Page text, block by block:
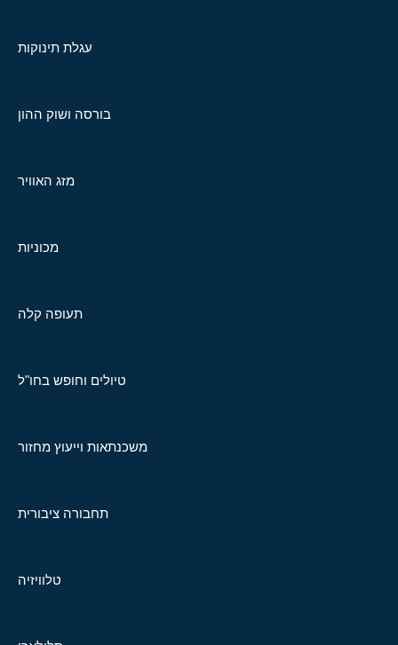
עגלת תינוקות
בורסה ושוק ההון
מזג האוויר
מכוניות
תעופה קלה
טיולים וחופש בחו"ל
משכנתאות וייעוץ מחזור
תחבורה ציבורית
טלוויזיה